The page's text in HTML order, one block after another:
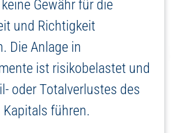
Gewähr für die
und Richtigkeit
Die Anlage in
ist risikobelastet und
oder Totalverlustes des
führen.